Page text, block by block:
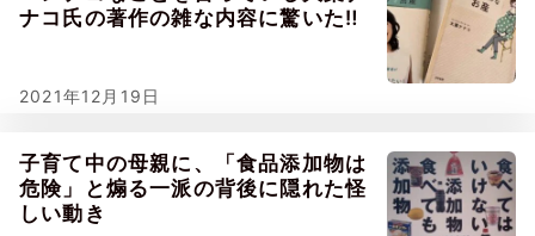
ナコ氏の著作の雑な内容に驚いた‼
2021年12月19日
子育て中の母親に、「食品添加物は
危険」と煽る一派の背後に隠れた怪
しい動き